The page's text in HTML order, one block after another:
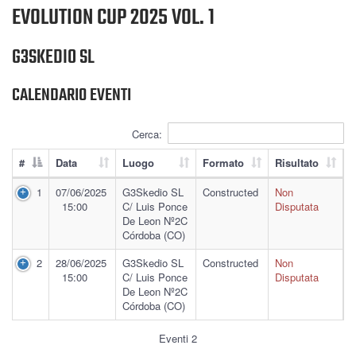
EVOLUTION CUP 2025 VOL. 1
G3SKEDIO SL
CALENDARIO EVENTI
Cerca:
#
Data Luogo Formato
Risultato
1
07/06/2025
15:00
G3Skedio SL
C/ Luis Ponce
De Leon Nº2C
Córdoba (CO)
Constructed
Non
Disputata
2
28/06/2025
15:00
G3Skedio SL
C/ Luis Ponce
De Leon Nº2C
Córdoba (CO)
Constructed
Non
Disputata
Eventi 2